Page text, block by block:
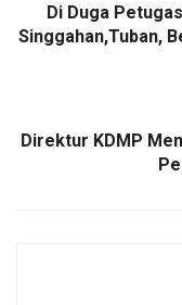
Di Duga
Singgahan,Tuban,
Direktur KDMP